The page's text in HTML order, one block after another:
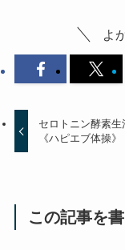
よ
セロトニン酵素生
《ハピエブ体操》
この記事を